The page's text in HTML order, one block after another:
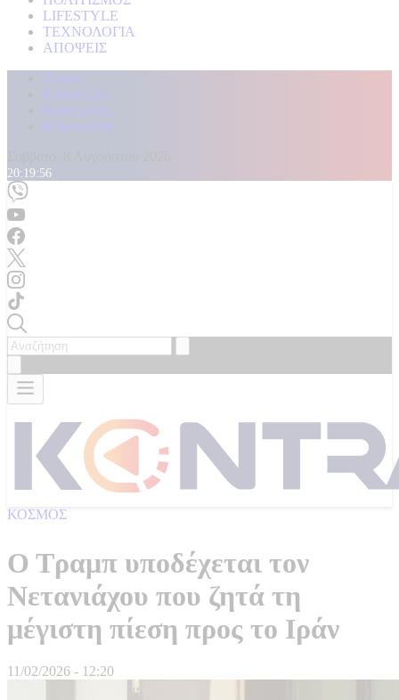
LIFESTYLE
ΤΕΧΝΟΛΟΓΙΑ
ΑΠΟΨΕΙΣ
Αρχική
Kontra Live
Καταγγελίες
Επικοινωνία
20:19:58
ΚΟΣΜΟΣ
Ο Τραμπ υποδέχεται τον
Νετανιάχου που ζητά τη
μέγιστη πίεση προς το Ιράν
11/02/2026 - 12:20